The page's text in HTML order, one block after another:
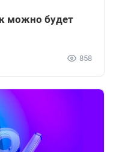
можно будет
858